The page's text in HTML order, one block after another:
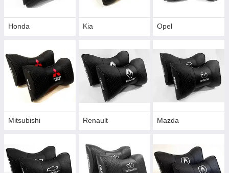
Honda Kia Opel
Mitsubishi Renault Mazda